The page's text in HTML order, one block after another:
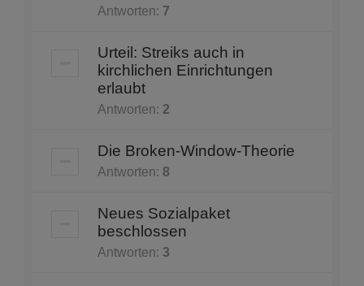
Antworten: 7
Urteil: Streiks auch in
kirchlichen Einrichtungen
erlaubt
Antworten: 2
Die Broken-Window-Theorie
Antworten: 8
Neues Sozialpaket
beschlossen
Antworten: 3